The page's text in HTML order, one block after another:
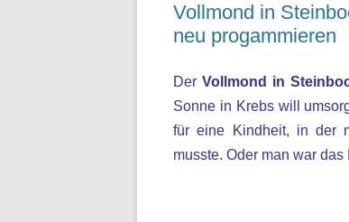
Vollmond in
neu progammieren
Der Vollmond in
Sonne in Krebs will
für eine Kindheit, in der
musste. Oder man war